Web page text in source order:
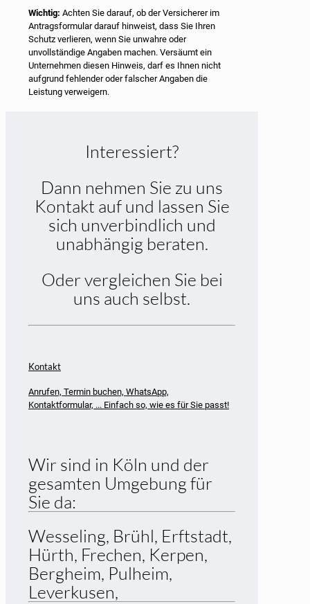
Wichtig: Achten Sie darauf, ob der Versicherer im
Antragsformular darauf hinweist, dass Sie Ihren
Schutz verlieren, wenn Sie unwahre oder
unvollständige Angaben machen. Versäumt ein
Unternehmen diesen Hinweis, darf es Ihnen nicht
aufgrund fehlender oder falscher Angaben die
Leistung verweigern.
Interessiert?
Dann nehmen Sie zu uns
Kontakt auf und lassen Sie
sich unverbindlich und
unabhängig beraten.
Oder vergleichen Sie bei
uns auch selbst.
Kontakt
Anrufen, Termin buchen, WhatsApp,
Kontaktformular, ... Einfach so, wie es für Sie passt!
Wir sind in Köln und der
gesamten Umgebung für
Sie da:
Wesseling, Brühl, Erftstadt,
Hürth, Frechen, Kerpen,
Bergheim, Pulheim,
Leverkusen,